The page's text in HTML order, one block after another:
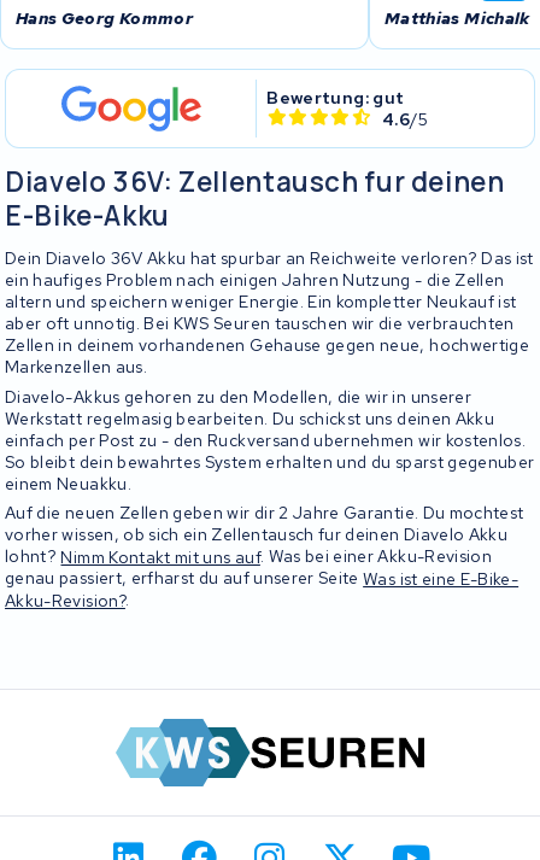
Hans Georg Kommor
Matthias Michalk
Bewertung: gut
4.6/5
Diavelo 36V: Zellentausch fur deinen
E-Bike-Akku
Dein Diavelo 36V Akku hat spurbar an Reichweite verloren? Das ist
ein haufiges Problem nach einigen Jahren Nutzung - die Zellen
altern und speichern weniger Energie. Ein kompletter Neukauf ist
aber oft unnotig. Bei KWS Seuren tauschen wir die verbrauchten
Zellen in deinem vorhandenen Gehause gegen neue, hochwertige
Markenzellen aus.
Diavelo-Akkus gehoren zu den Modellen, die wir in unserer
Werkstatt regelmasig bearbeiten. Du schickst uns deinen Akku
einfach per Post zu - den Ruckversand ubernehmen wir kostenlos.
So bleibt dein bewahrtes System erhalten und du sparst gegenuber
einem Neuakku.
Auf die neuen Zellen geben wir dir 2 Jahre Garantie. Du mochtest
vorher wissen, ob sich ein Zellentausch fur deinen Diavelo Akku
lohnt?Nimm Kontakt mit uns auf. Was bei einer Akku-Revision
genau passiert, erfharst du auf unserer SeiteWas ist eine E-Bike-
Akku-Revision?.